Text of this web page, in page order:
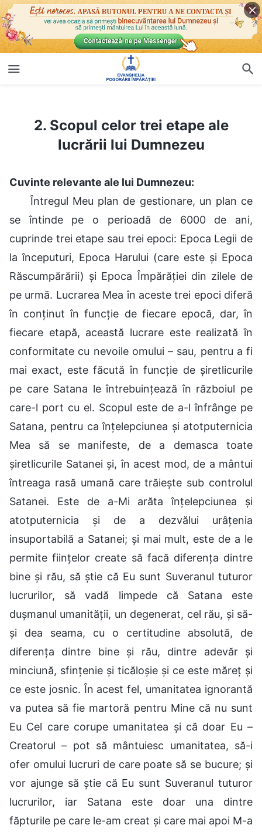
2. Scopul celor trei etape ale lucrării lui Dumnezeu
2. Scopul celor trei etape ale
lucrării lui Dumnezeu
Cuvinte relevante ale lui Dumnezeu:
Întregul Meu plan de gestionare, un plan ce
se întinde pe o perioadă de 6000 de ani,
cuprinde trei etape sau trei epoci: Epoca Legii de
la începuturi, Epoca Harului (care este și Epoca
Răscumpărării) și Epoca Împărăției din zilele de
pe urmă. Lucrarea Mea în aceste trei epoci diferă
în conținut în funcție de fiecare epocă, dar, în
fiecare etapă, această lucrare este realizată în
conformitate cu nevoile omului – sau, pentru a fi
mai exact, este făcută în funcție de șiretlicurile
pe care Satana le întrebuințează în războiul pe
care-l port cu el. Scopul este de a-l înfrânge pe
Satana, pentru ca înțelepciunea și atotputernicia
Mea să se manifeste, de a demasca toate
șiretlicurile Satanei și, în acest mod, de a mântui
întreaga rasă umană care trăiește sub controlul
Satanei. Este de a-Mi arăta înțelepciunea și
atotputernicia și de a dezvălui urâțenia
insuportabilă a Satanei; și mai mult, este de a le
permite ființelor create să facă diferența dintre
bine și rău, să știe că Eu sunt Suveranul tuturor
lucrurilor, să vadă limpede că Satana este
dușmanul umanității, un degenerat, cel rău, și să-
și dea seama, cu o certitudine absolută, de
diferența dintre bine și rău, dintre adevăr și
minciună, sfințenie și ticăloșie și ce este măreț și
ce este josnic. În acest fel, umanitatea ignorantă
va putea să fie martoră pentru Mine că nu sunt
Eu Cel care corupe umanitatea și că doar Eu –
Creatorul – pot să mântuiesc umanitatea, să-i
ofer omului lucruri de care poate să se bucure; și
vor ajunge să știe că Eu sunt Suveranul tuturor
lucrurilor, iar Satana este doar una dintre
făpturile pe care le-am creat și care mai apoi M-a